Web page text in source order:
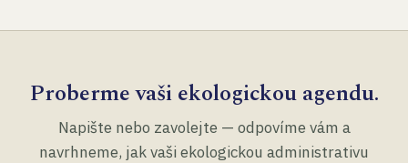
Proberme vaši ekologickou agendu.
Napište nebo zavolejte — odpovíme vám a
navrhneme, jak vaši ekologickou administrativu